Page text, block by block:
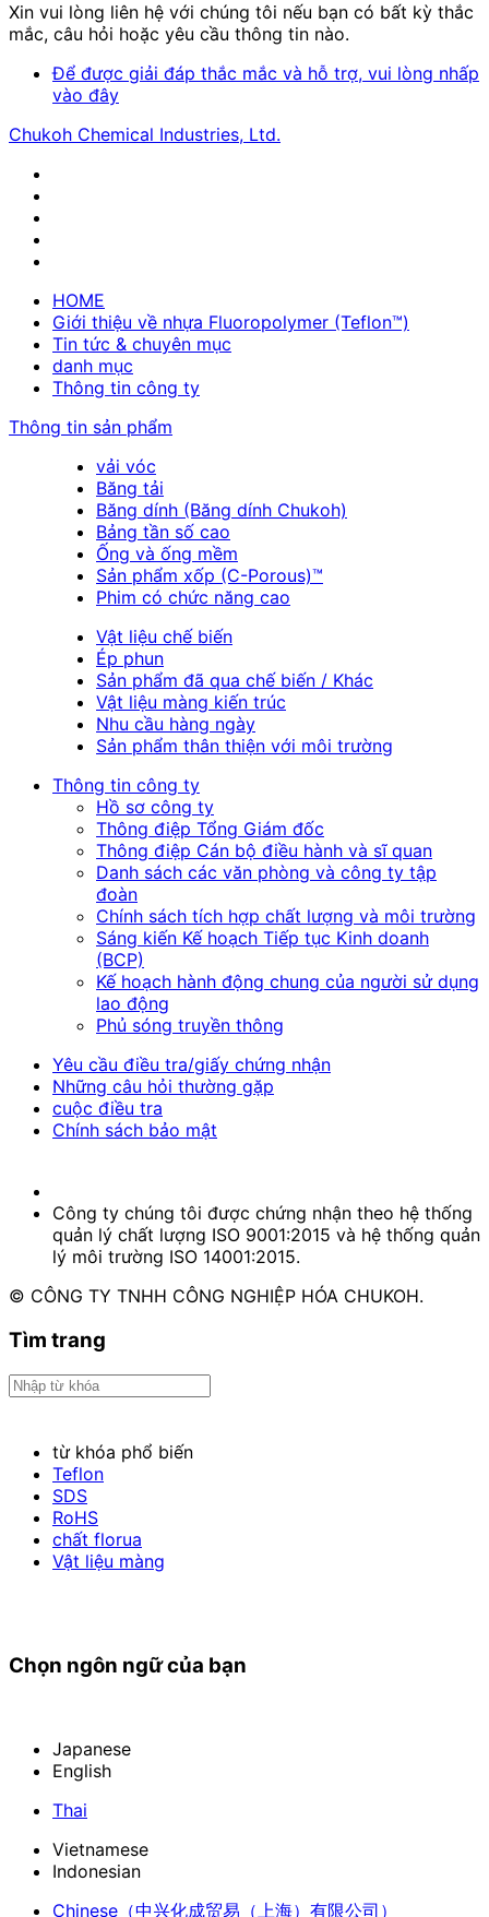
Xin vui lòng liên hệ với chúng tôi nếu bạn có bất kỳ thắc
mắc, câu hỏi hoặc yêu cầu thông tin nào.
Để được giải đáp thắc mắc và hỗ trợ, vui lòng nhấp
vào đây
Chukoh Chemical Industries, Ltd.
HOME
Giới thiệu về nhựa Fluoropolymer (Teflon™)
Tin tức & chuyên mục
danh mục
Thông tin công ty
Thông tin sản phẩm
vải vóc
Băng tải
Băng dính (Băng dính Chukoh)
Bảng tần số cao
Ống và ống mềm
Sản phẩm xốp (C-Porous)™
Phim có chức năng cao
Vật liệu chế biến
Ép phun
Sản phẩm đã qua chế biến / Khác
Vật liệu màng kiến trúc
Nhu cầu hàng ngày
Sản phẩm thân thiện với môi trường
Thông tin công ty
Hồ sơ công ty
Thông điệp Tổng Giám đốc
Thông điệp Cán bộ điều hành và sĩ quan
Danh sách các văn phòng và công ty tập
đoàn
Chính sách tích hợp chất lượng và môi trường
Sáng kiến Kế hoạch Tiếp tục Kinh doanh
(BCP)
Kế hoạch hành động chung của người sử dụng
lao động
Phủ sóng truyền thông
Yêu cầu điều tra/giấy chứng nhận
Những câu hỏi thường gặp
cuộc điều tra
Chính sách bảo mật
Công ty chúng tôi được chứng nhận theo hệ thống
quản lý chất lượng ISO 9001:2015 và hệ thống quản
lý môi trường ISO 14001:2015.
© CÔNG TY TNHH CÔNG NGHIỆP HÓA CHUKOH.
Tìm trang
từ khóa phổ biến
Teflon
SDS
RoHS
chất florua
Vật liệu màng
Chọn ngôn ngữ của bạn
Japanese
English
Thai
Vietnamese
Indonesian
Chinese （中兴化成贸易（上海）有限公司）